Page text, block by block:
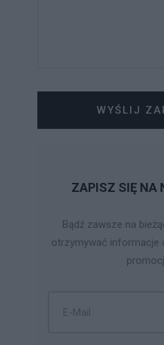
WYŚLIJ
ZAPISZ SIĘ NA
Bądź zawsze na
otrzymywać informacje